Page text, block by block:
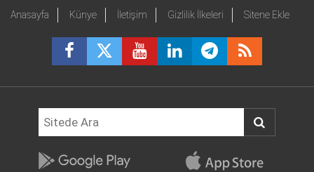
Anasayfa Künye İletişim Gizlilik İlkeleri Sitene Ekle